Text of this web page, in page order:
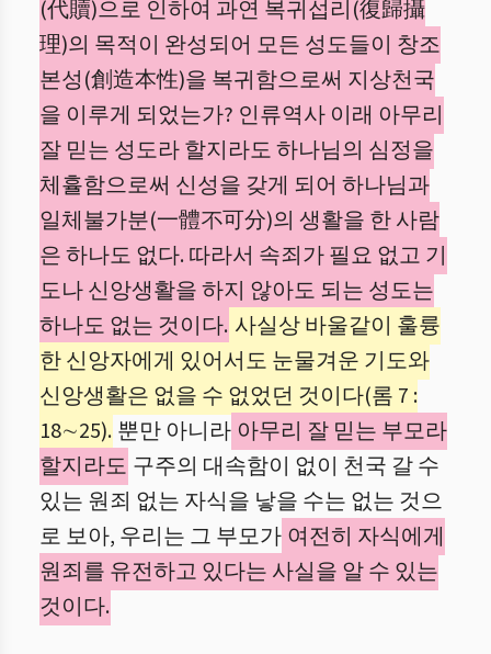
(代贖)으로 인하여 과연 복귀섭리(復歸攝
理)의 목적이 완성되어 모든 성도들이 창조
본성(創造本性)을 복귀함으로써 지상천국
을 이루게 되었는가? 인류역사 이래 아무리
잘 믿는 성도라 할지라도 하나님의 심정을
체휼함으로써 신성을 갖게 되어 하나님과
일체불가분(一體不可分)의 생활을 한 사람
은 하나도 없다. 따라서 속죄가 필요 없고 기
도나 신앙생활을 하지 않아도 되는 성도는
하나도 없는 것이다. 사실상 바울같이 훌륭
한 신앙자에게 있어서도 눈물겨운 기도와
신앙생활은 없을 수 없었던 것이다(롬 7 :
18∼25). 뿐만 아니라 아무리 잘 믿는 부모라
할지라도 구주의 대속함이 없이 천국 갈 수
있는 원죄 없는 자식을 낳을 수는 없는 것으
로 보아, 우리는 그 부모가 여전히 자식에게
원죄를 유전하고 있다는 사실을 알 수 있는
것이다.